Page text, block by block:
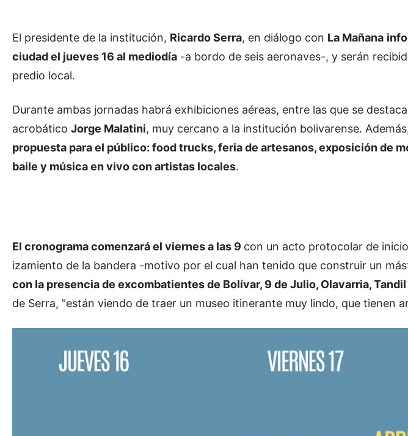
El presidente de la institución, Ricardo Serra, en diálogo con La Mañana
ciudad el jueves 16 al mediodía -a bordo de seis aeronaves-, y serán
predio local.
Durante ambas jornadas habrá exhibiciones aéreas, entre las que se
acrobático Jorge Malatini, muy cercano a la institución bolivarense.
propuesta para el público: food trucks, feria de artesanos, exposición de
baile y música en vivo con artistas locales.
El cronograma comenzará el viernes a las 9 con un acto protocolar de
izamiento de la bandera -motivo por el cual han tenido que construir un
con la presencia de excombatientes de Bolívar, 9 de Julio, Olavarria,
de Serra, "están viendo de traer un museo itinerante muy lindo, que tienen